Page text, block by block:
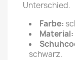
Unterschied.
Farbe:
Material:
schwarz.